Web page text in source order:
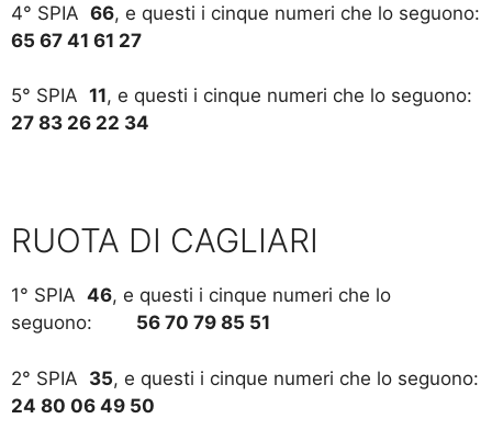
4° SPIA 66, e questi i cinque numeri che lo seguono:
65 67 41 61 27
5° SPIA 11, e questi i cinque numeri che lo seguono:
27 83 26 22 34
RUOTA DI CAGLIARI
1° SPIA 46, e questi i cinque numeri che lo
seguono: 56 70 79 85 51
2° SPIA 35, e questi i cinque numeri che lo seguono:
24 80 06 49 50